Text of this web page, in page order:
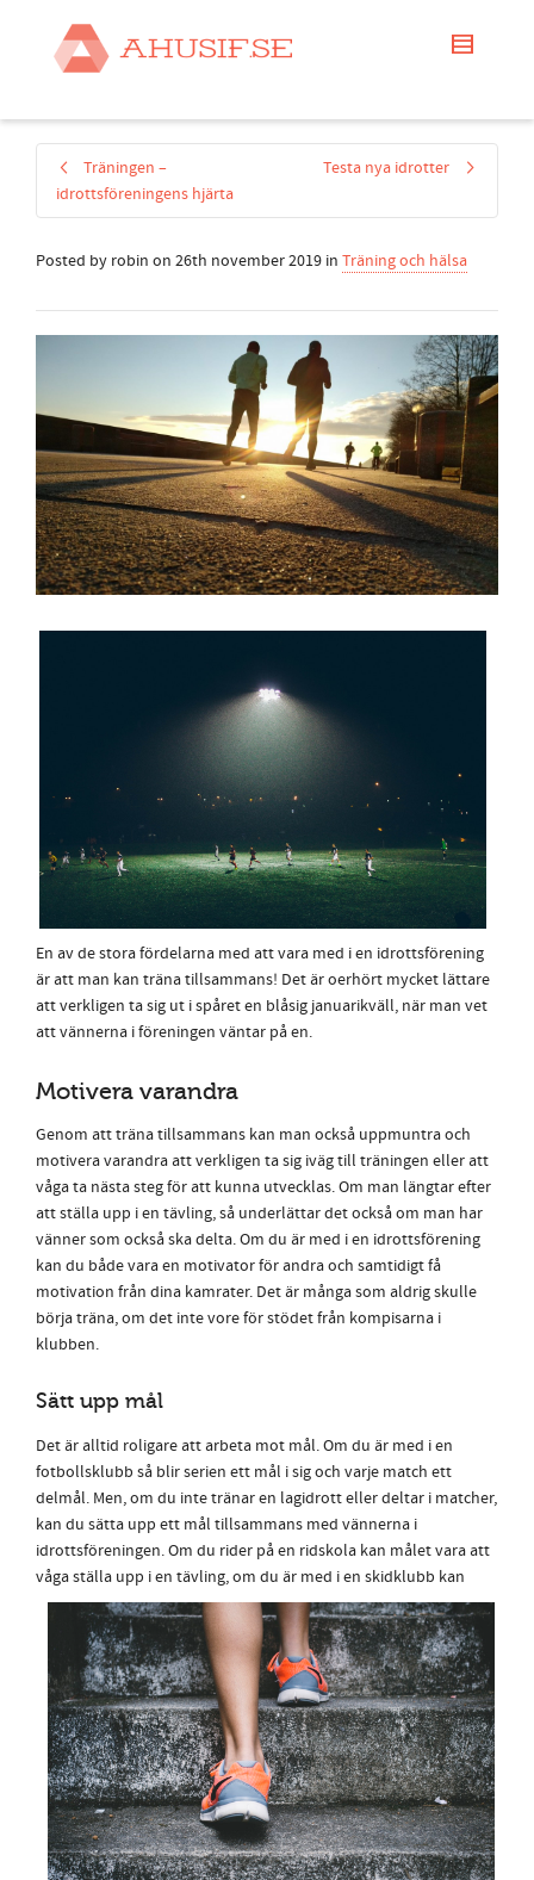
Träningen –
idrottsföreningens hjärta
Testa nya idrotter
Posted by robin on 26th november 2019 in Träning och hälsa
En av de stora fördelarna med att vara med i en idrottsförening
är att man kan träna tillsammans! Det är oerhört mycket lättare
att verkligen ta sig ut i spåret en blåsig januarikväll, när man vet
att vännerna i föreningen väntar på en.
Motivera varandra
Genom att träna tillsammans kan man också uppmuntra och
motivera varandra att verkligen ta sig iväg till träningen eller att
våga ta nästa steg för att kunna utvecklas. Om man längtar efter
att ställa upp i en tävling, så underlättar det också om man har
vänner som också ska delta. Om du är med i en idrottsförening
kan du både vara en motivator för andra och samtidigt få
motivation från dina kamrater. Det är många som aldrig skulle
börja träna, om det inte vore för stödet från kompisarna i
klubben.
Sätt upp mål
Det är alltid roligare att arbeta mot mål. Om du är med i en
fotbollsklubb så blir serien ett mål i sig och varje match ett
delmål. Men, om du inte tränar en lagidrott eller deltar i matcher,
kan du sätta upp ett mål tillsammans med vännerna i
idrottsföreningen. Om du rider på en ridskola kan målet vara att
våga ställa upp ien tävling, om du är med i en skidklubb kan